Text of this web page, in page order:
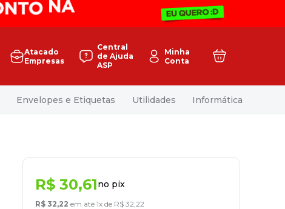
Atacado
Empresas
Central
de Ajuda
ASP
Minha
Conta
Envelopes e Etiquetas Utilidades Informática
R$ 30,61no pix
R$ 32,22 em até1x de R$ 32 ,22